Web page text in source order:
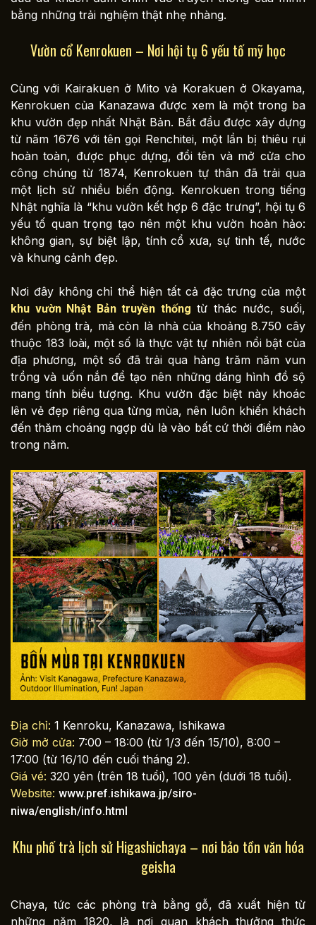
bằng những trải nghiệm thật nhẹ nhàng.
Vườn cổ Kenrokuen – Nơi hội tụ 6 yếu tố mỹ học
Cùng với Kairakuen ở Mito và Korakuen ở Okayama,
Kenrokuen của Kanazawa được xem là một trong ba
khu vườn đẹp nhất Nhật Bản. Bắt đầu được xây dựng
từ năm 1676 với tên gọi Renchitei, một lần bị thiêu rụi
hoàn toàn, được phục dựng, đổi tên và mở cửa cho
công chúng từ 1874, Kenrokuen tự thân đã trải qua
một lịch sử nhiều biến động. Kenrokuen trong tiếng
Nhật nghĩa là “khu vườn kết hợp 6 đặc trưng”, hội tụ 6
yếu tố quan trọng tạo nên một khu vườn hoàn hảo:
không gian, sự biệt lập, tính cổ xưa, sự tinh tế, nước
và khung cảnh đẹp.
Nơi đây không chỉ thể hiện tất cả đặc trưng của một
khu vườn Nhật Bản truyền thống từ thác nước, suối,
đến phòng trà, mà còn là nhà của khoảng 8.750 cây
thuộc 183 loài, một số là thực vật tự nhiên nổi bật của
địa phương, một số đã trải qua hàng trăm năm vun
trồng và uốn nắn để tạo nên những dáng hình đồ sộ
mang tính biểu tượng. Khu vườn đặc biệt này khoác
lên vẻ đẹp riêng qua từng mùa, nên luôn khiến khách
đến thăm choáng ngợp dù là vào bất cứ thời điểm nào
trong năm.
Địa chỉ: 1 Kenroku, Kanazawa, Ishikawa
Giờ mở cửa: 7:00 – 18:00 (từ 1/3 đến 15/10), 8:00 –
17:00 (từ 16/10 đến cuối tháng 2).
Giá vé: 320 yên (trên 18 tuổi), 100 yên (dưới 18 tuổi).
Website: www.pref.ishikawa.jp/siro-
niwa/english/info.html
Khu phố trà lịch sử Higashichaya – nơi bảo tồn văn hóa
geisha
Chaya, tức các phòng trà bằng gỗ, đã xuất hiện từ
những năm 1820, là nơi quan khách thưởng thức